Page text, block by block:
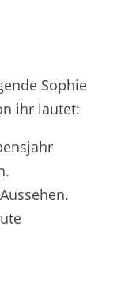
Sophie
ihr lautet: